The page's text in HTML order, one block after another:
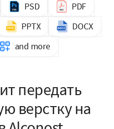
PSD
PDF
PPTX
DOCX
and more
передать
верстку на